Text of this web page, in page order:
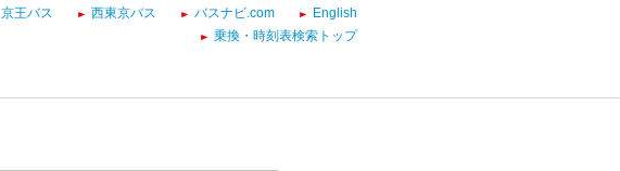
京王バス 西東京バス バスナビ.com
English
乗換・時刻表検索トップ